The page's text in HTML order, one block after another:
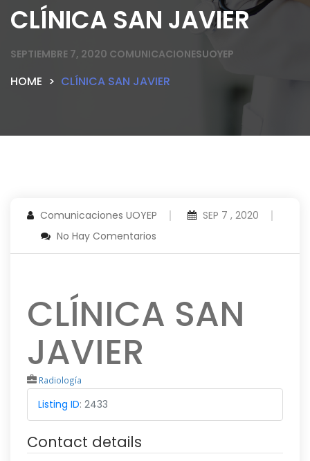
CLÍNICA SAN JAVIER
SEPTIEMBRE 7, 2020 COMUNICACIONESUOYEP
HOME CLÍNICA SAN JAVIER
Comunicaciones UOYEP
SEP 7 , 2020
No Hay Comentarios
CLÍNICA SAN
JAVIER
Radiología
Listing ID: 2433
Contact details